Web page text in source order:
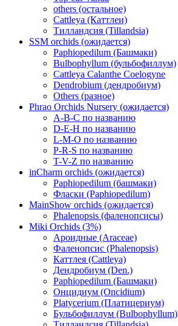
others (остальное)
Cattleya (Каттлеи)
Тилландсия (Tillandsia)
SSM orchids (ожидается)
Paphiopedilum (Башмаки)
Bulbophyllum (бульбофиллум)
Cattleya Calanthe Coelogyne
Dendrobium (дендробиум)
Others (разное)
Phrao Orchids Nursery (ожидается)
A-B-C по названию
D-E-H по названию
L-M-O по названию
P-R-S по названию
T-V-Z по названию
inCharm orchids (ожидается)
Paphiopedilum (башмаки)
Фласки (Paphiopedilum)
MainShow orchids (ожидается)
Phalenopsis (фаленопсисы)
Miki Orchids (3%)
Ароидные (Araceae)
Фаленопсис (Phalenopsis)
Каттлея (Cattleya)
Дендробиум (Den.)
Paphiopedilum (Башмаки)
Онцидиум (Oncidium)
Platycerium (Платицериум)
Бульбофиллум (Bulbophyllum)